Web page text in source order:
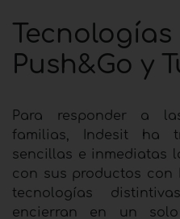
Push&Go y
Para responder a
familias, Indesit ha
sencillas e inmediatas
con sus productos con
tecnologías
encierran en un